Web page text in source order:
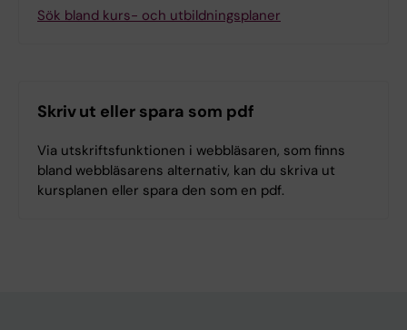
Sök bland kurs- och utbildningsplaner
Skriv ut eller spara som pdf
Via utskriftsfunktionen i webbläsaren, som finns
bland webbläsarens alternativ, kan du skriva ut
kursplanen eller spara den som en pdf.